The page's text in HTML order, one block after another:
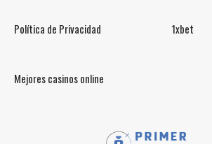
Política de Privacidad 1xbet
Mejores casinos online